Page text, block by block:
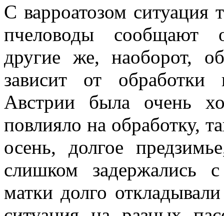
С варроатозом ситуация
пчеловоды сообщают
другие же, наоборот,
зависит от
Австрии была очень
повлияло на обработку,
осень, долгое
слишком задержались
матки долго